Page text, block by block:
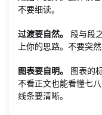
不要细读。
过渡要自然。
段与段
上你的思路。不要突
图表要自明。
图表的
不看正文也能看懂七
线条要清晰。